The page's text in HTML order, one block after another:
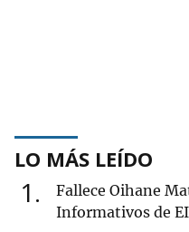
LO MÁS LEÍDO
1
Fallece Oihane
Informativos de